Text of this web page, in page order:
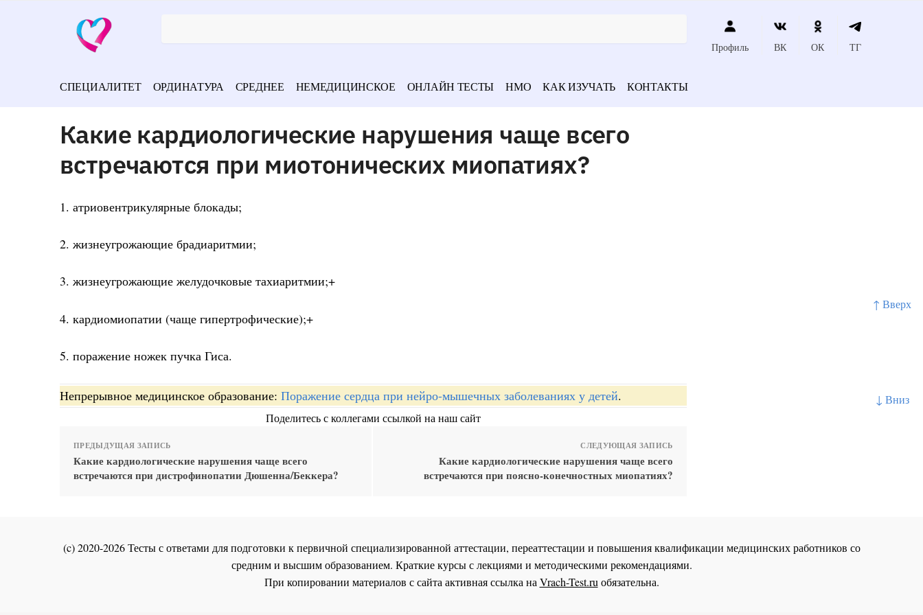
↑ Вверх
↓ Вниз
Профиль ВК ОК ТГ
СПЕЦИАЛИТЕТ ОРДИНАТУРА СРЕДНЕЕ НЕМЕДИЦИНСКОЕ ОНЛАЙН ТЕСТЫ НМО КАК ИЗУЧАТЬ КОНТАКТЫ
Какие кардиологические нарушения чаще всего
встречаются при миотонических миопатиях?
1. атриовентрикулярные блокады;
2. жизнеугрожающие брадиаритмии;
3. жизнеугрожающие желудочковые тахиаритмии;+
4. кардиомиопатии (чаще гипертрофические);+
5. поражение ножек пучка Гиса.
Непрерывное медицинское образование: Поражение сердца при нейро-мышечных заболеваниях у детей.
Поделитесь с коллегами ссылкой на наш сайт
ПРЕДЫДУЩАЯ ЗАПИСЬ
Какие кардиологические нарушения чаще всего
встречаются при дистрофинопатии Дюшенна/Беккера?
СЛЕДУЮЩАЯ ЗАПИСЬ
Какие кардиологические нарушения чаще всего
встречаются при поясно-конечностных миопатиях?
(c) 2020-2026 Тесты с ответами для подготовки к первичной специализированной аттестации, переаттестации и повышения квалификации медицинских работников со
средним и высшим образованием. Краткие курсы с лекциями и методическими рекомендациями.
При копировании материалов с сайта активная ссылка на Vrach-Test.ru обязательна.